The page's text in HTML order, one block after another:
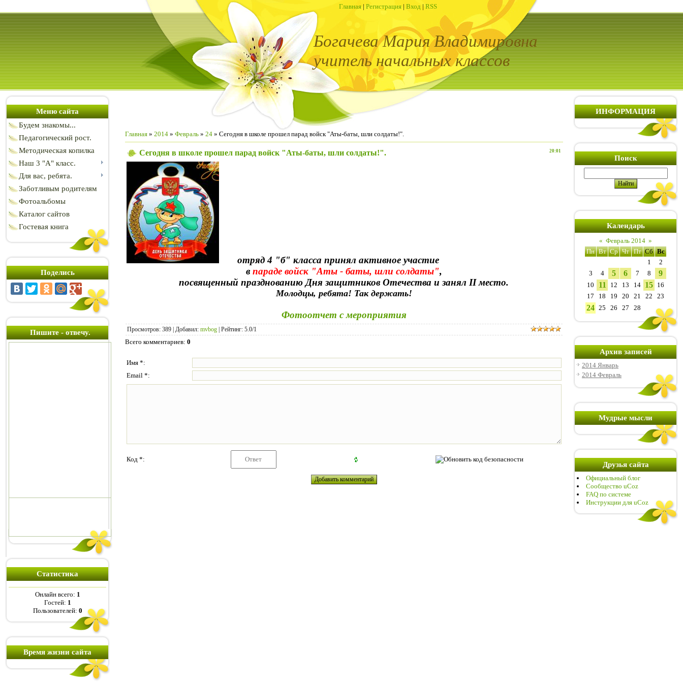
Главная | Регистрация | Вход | RSS
Богачева Мария Владимировна
учитель начальных классов
Меню сайта
Будем знакомы...
Педагогический рост.
Методическая копилка
Наш 3 "А" класс.
Для вас, ребята.
Заботливым родителям
Фотоальбомы
Каталог сайтов
Гостевая книга
Поделись
Пишите - отвечу.
Статистика
Онлайн всего: 1
Гостей: 1
Пользователей: 0
Время жизни сайта
Главная » 2014 » Февраль » 24 » Сегодня в школе прошел парад войск "Аты-баты, шли солдаты!".
20:01
Сегодня в школе прошел парад войск "Аты-баты, шли солдаты!".
отряд 4 "б" класса принял активное участие
в параде войск "Аты - баты, шли солдаты",
посвященный празднованию Дня защитников Отечества и занял II место.
Молодцы, ребята! Так держать!
Фотоотчет с мероприятия
Просмотров: 389 Добавил: mvbog Рейтинг: 5.0/1
Всего комментариев: 0
Имя *:
Email *:
Код *:
ИНФОРМАЦИЯ
Поиск
Календарь
« Февраль 2014 »
Пн Вт Ср Чт Пт Сб Вс
1
2
3
4 5 6 7 8 9
10 11 12 13 14 15 16
17
18 19 20 21 22 23
24 25 26 27 28
Архив записей
2014 Январь
2014 Февраль
Мудрые мысли
Друзья сайта
Официальный блог
Сообщество uCoz
FAQ по системе
Инструкции для uCoz